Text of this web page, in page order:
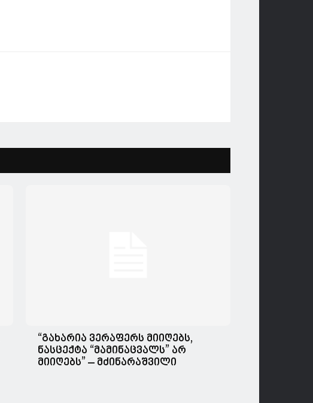
“გახარია ვერაფერს მიიღებს,
ნასცექტა “მამინაცვალს” არ
მიიღებს” – მძინარაშვილი